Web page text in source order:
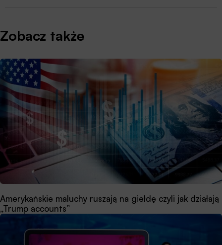
Zobacz także
Amerykańskie maluchy ruszają na giełdę czyli jak działają
„Trump accounts”